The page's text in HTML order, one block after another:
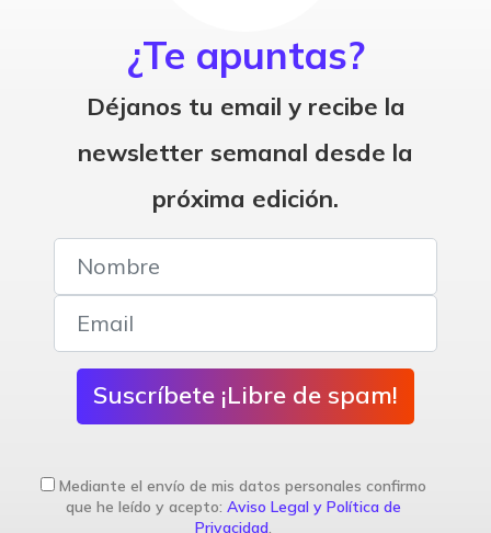
¿Te apuntas?
Déjanos tu email y recibe la
newsletter semanal desde la
próxima edición.
Suscríbete ¡Libre de spam!
Mediante el envío de mis datos personales confirmo
que he leído y acepto: Aviso Legal y Política de
Privacidad.